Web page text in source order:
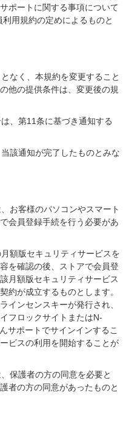
ポートに関する事項について
用規約の定めによるものと
なく、本規約を変更すること
他の提供条件は、変更後の規
、第11条に基づき通知する
該通知が完了したものとみな
お客様のパソコンやスマート
会員登録手続を行う必要があ
額版セキュリティサービスを
を確認の後、ストアで会員登
月額版セキュリティサービス
約が成立するものとします。
インセンスキーが発行され、
フロックサイトまたはN-
サポートでサインインするこ
ビスの利用を開始することが
保護者の方の同意を必要と
者の方の同意があったものと